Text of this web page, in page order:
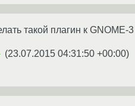
такой плагин к GNOME-
(23.07.2015 04:31:50 +00:00)